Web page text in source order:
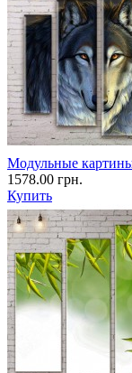
Модульные
1578.00 грн.
Купить